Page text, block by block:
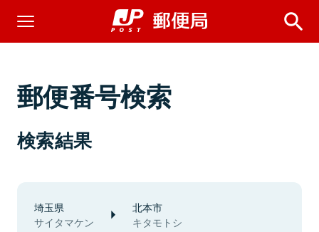
郵便番号検索
検索結果
埼玉県
サイタマケン
北本市
キタモトシ